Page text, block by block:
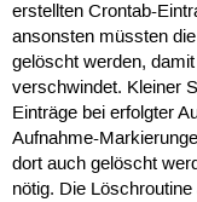
erstellten Crontab-
ansonsten müssten
gelöscht werden,
verschwindet. Kleiner
Einträge bei erfolgter
Aufnahme-
dort auch gelöscht
nötig. Die